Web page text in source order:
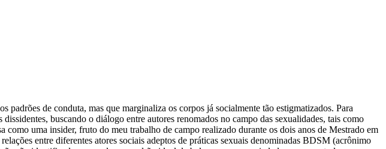
de conduta, mas que marginaliza os corpos já socialmente tão estigmatizados. Para
buscando o diálogo entre autores renomados no campo das sexualidades, tais como
uma insider, fruto do meu trabalho de campo realizado durante os dois anos de Mestrado em
entre diferentes atores sociais adeptos de práticas sexuais denominadas BDSM (acrônimo